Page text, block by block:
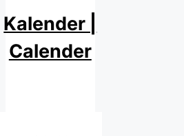
Kalender |
Calender